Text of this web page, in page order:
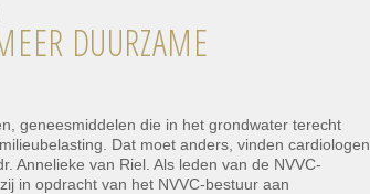
DUURZAME
geneesmiddelen die in het grondwater terecht
Dat moet anders, vinden cardiologen
Annelieke van Riel. Als leden van de NVVC-
in opdracht van het NVVC-bestuur aan